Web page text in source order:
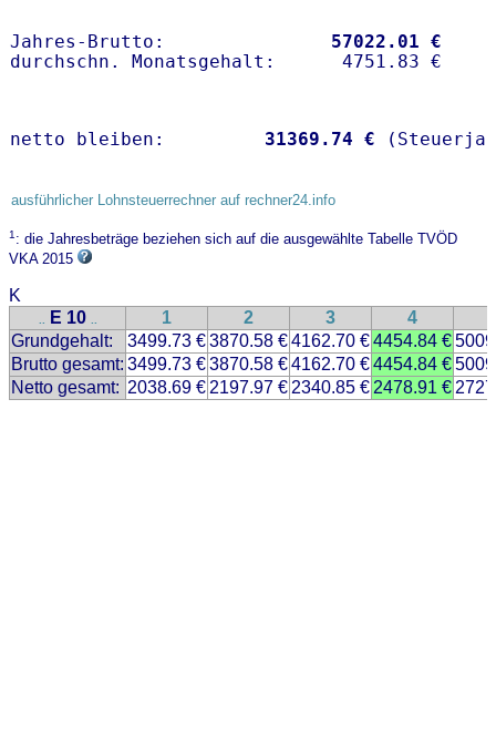
Jahres-Brutto: 57022.01 €
netto bleiben: 31369.74 €
ausführlicher Lohnsteuerrechner auf rechner24.info
1: die Jahresbeträge beziehen sich auf die ausgewählte Tabelle TVÖD
VKA 2015
K
.. E 10 .. 1 2 3 4
Grundgehalt:
3499.73 €3870.58 €4162.70 €4454.84 €
Brutto gesamt: 3499.73 €3870.58 €4162.70 €4454.84 €
Netto gesamt: 2038.69 € 2197.97 € 2340.85 € 2478.91 €